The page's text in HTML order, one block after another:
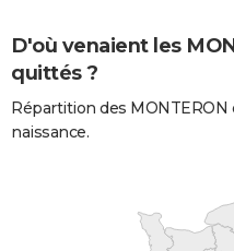
D'où venaient les
quittés ?
Répartition des
naissance.